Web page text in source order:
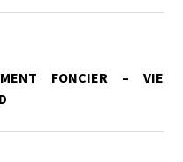
FONCIER – VIE